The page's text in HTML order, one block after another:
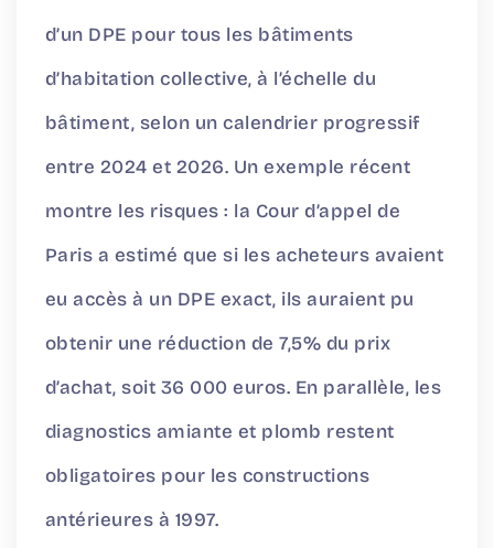
d’un DPE pour tous les bâtiments
d’habitation collective, à l’échelle du
bâtiment, selon un calendrier progressif
entre 2024 et 2026. Un exemple récent
montre les risques : la Cour d’appel de
Paris a estimé que si les acheteurs avaient
eu accès à un DPE exact, ils auraient pu
obtenir une réduction de 7,5% du prix
d’achat, soit 36 000 euros. En parallèle, les
diagnostics amiante et plomb restent
obligatoires pour les constructions
antérieures à 1997.